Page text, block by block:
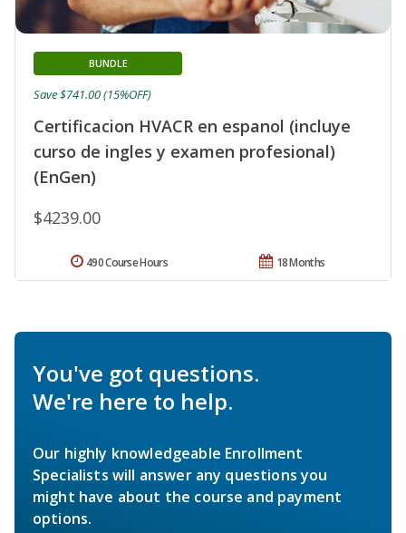
Certificacion HVACR en espanol (incluye
curso de ingles y examen profesional)
(EnGen)
BUNDLE
$4239.00
Save $741.00 (15%OFF)
18 Months
490 Course Hours
You've got questions.
We're here to help.
Our highly knowledgeable Enrollment
Specialists will answer any questions you
might have about the course and payment
options.